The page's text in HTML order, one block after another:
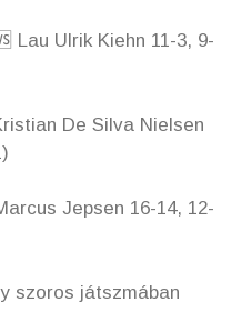
Lau Ulrik Kiehn 11-3, 9-
De Silva Nielsen
Jepsen 16-14, 12-
szoros játszmában